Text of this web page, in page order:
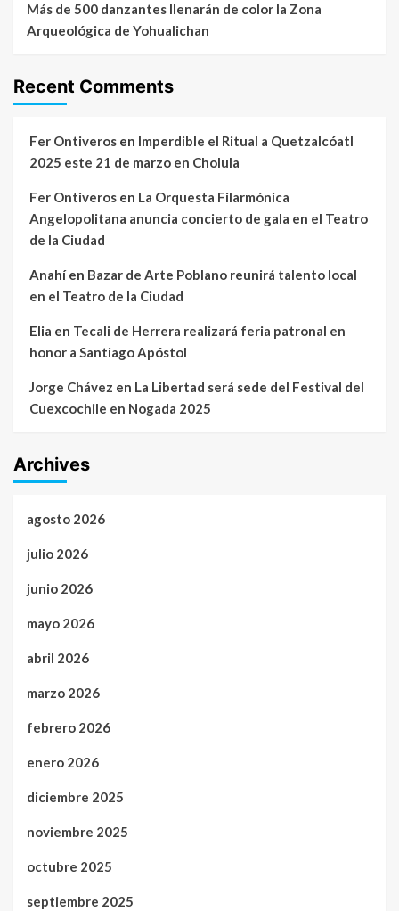
Más de 500 danzantes llenarán de color la Zona
Arqueológica de Yohualichan
Recent Comments
Fer Ontiveros en Imperdible el Ritual a Quetzalcóatl
2025 este 21 de marzo en Cholula
Fer Ontiveros en La Orquesta Filarmónica
Angelopolitana anuncia concierto de gala en el Teatro
de la Ciudad
Anahíen Bazar de Arte Poblano reunirá talento local
en el Teatro de la Ciudad
Elia en Tecali de Herrera realizará feria patronal en
honor a Santiago Apóstol
Jorge Chávez en La Libertad será sede del Festival del
Cuexcochile en Nogada 2025
Archives
agosto 2026
julio 2026
junio 2026
mayo 2026
abril 2026
marzo 2026
febrero 2026
enero 2026
diciembre 2025
noviembre 2025
octubre 2025
septiembre 2025